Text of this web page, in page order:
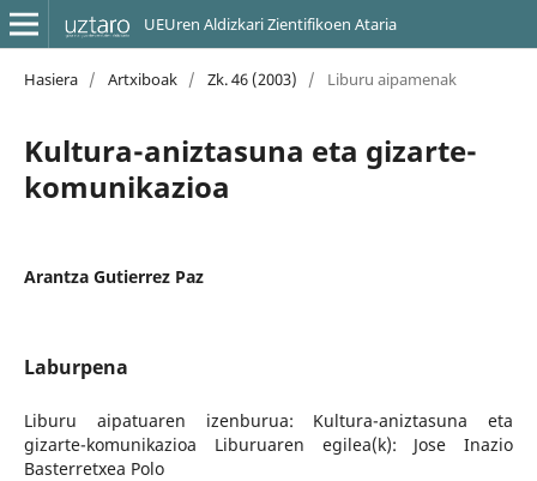
UEUren Aldizkari Zientifikoen Ataria
Hasiera / Artxiboak / Zk. 46 (2003) / Liburu aipamenak
Kultura-aniztasuna eta gizarte-
komunikazioa
Arantza Gutierrez Paz
Laburpena
Liburu aipatuaren izenburua: Kultura-aniztasuna eta
gizarte-komunikazioa Liburuaren egilea(k): Jose Inazio
Basterretxea Polo